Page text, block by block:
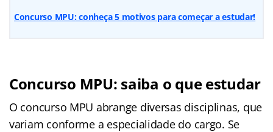
Concurso MPU: conheça 5 motivos para começar a estudar!
Concurso MPU: saiba o que estudar
O concurso MPU abrange diversas disciplinas, que
variam conforme a especialidade do cargo. Se